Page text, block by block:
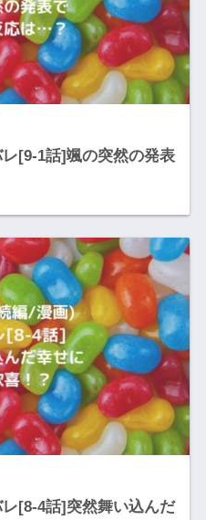
[9-1話]颯の突然の発表
[8-4話]突然舞い込んだ